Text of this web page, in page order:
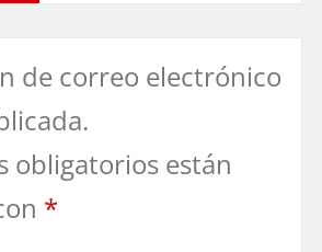
de correo electrónico
obligatorios están
*